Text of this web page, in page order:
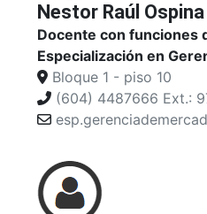
Nestor Raúl
Docente con funciones
Especialización en
Bloque 1 - piso 10
(604) 4487666 Ext.: